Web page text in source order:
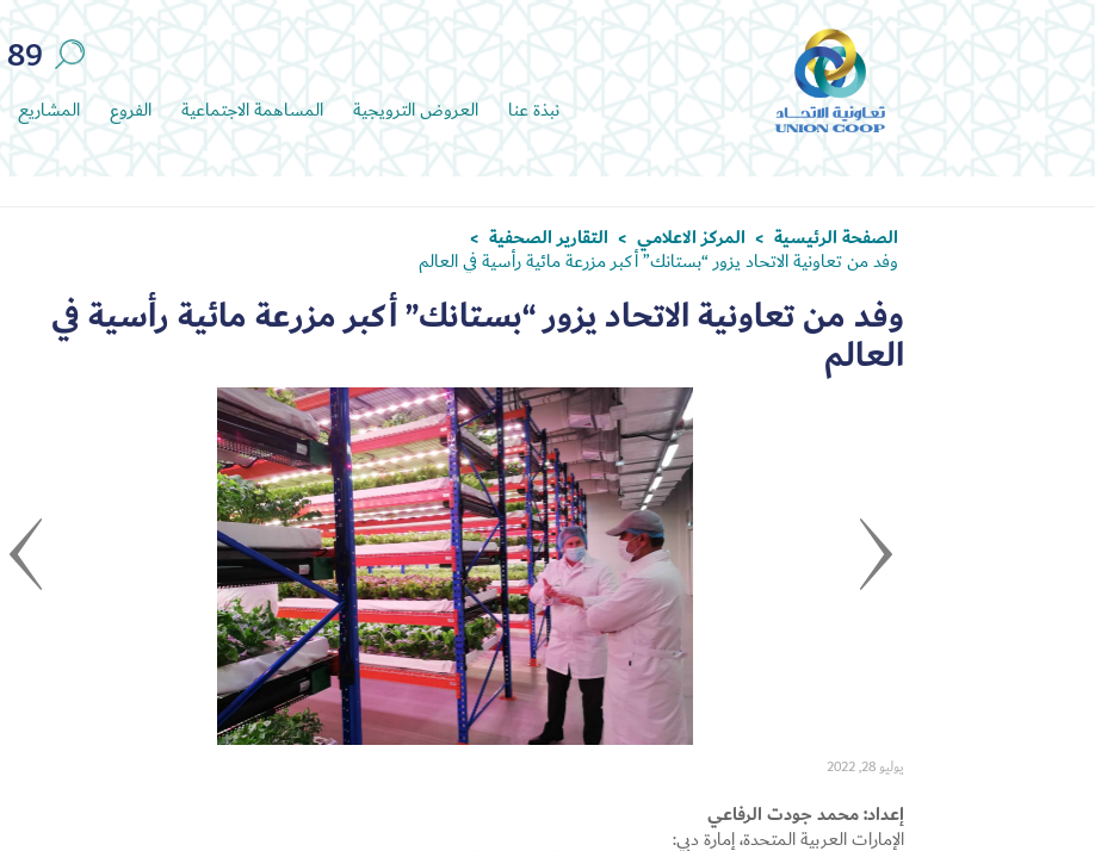
نبذة عنا العروض الترويجية المساهمة الاجتماعية الفروع المشاريع
الصفحة الرئيسية > المركز الاعلامي > التقارير الصحفية >
وفد من تعاونية الاتحاد يزور “بستانك” أكبر مزرعة مائية رأسية في العالم
وفد من تعاونية الاتحاد يزور “بستانك” أكبر مزرعة مائية رأسية في
العالم
يوليو 28, 2022
إعداد: محمد جودت الرفاعي
الإمارات العربية المتحدة، إمارة دبي: